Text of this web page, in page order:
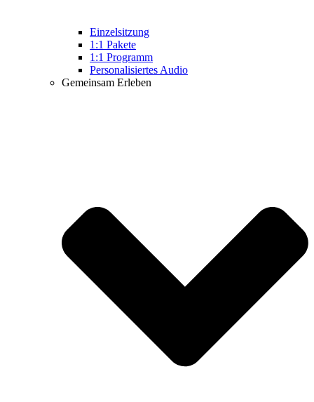
Einzelsitzung
1:1 Pakete
1:1 Programm
Personalisiertes Audio
Gemeinsam Erleben